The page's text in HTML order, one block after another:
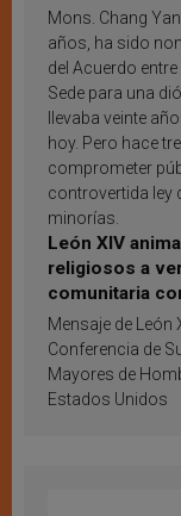
Mons. Chang
años, ha sido
del Acuerdo
Sede para una
llevaba veinte
hoy. Pero hace
comprometer
controvertida ley
minorías.
León XIV
religiosos a
comunitaria
inspiración y
Mensaje de León
Conferencia de
Mayores de
Estados Unidos